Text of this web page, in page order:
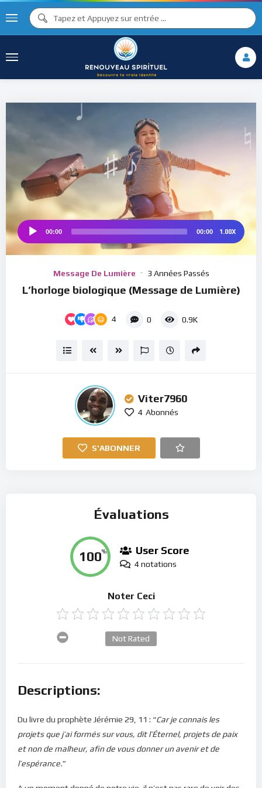
♫ ♩
♩
♯ ♪
♪
♯ ♬
♫
00:00 00:00 1.00X
Message De Lumière 3 Années Passés
L’horloge biologique (Message de Lumière)
4 0 0.9K
Viter7960
4 Abonnés
S'ABONNER
Évaluations
100% User Score
4 notations
Noter Ceci
Not Rated
Descriptions:
Du livre du prophète Jérémie 29, 11 : “Car je connais les
projets que j’ai formés sur vous, dit l’Éternel, projets de paix
et non de malheur, afin de vous donner un avenir et de
l’espérance.”